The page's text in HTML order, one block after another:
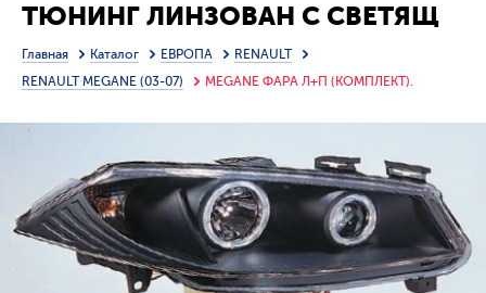
ТЮНИНГ ЛИНЗОВАН С СВЕТЯЩ
ОБОДК +/- П/КОРРЕКТОР
(SONAR) ВНУТРИ ЧЕРН
Главная Каталог ЕВРОПА
RENAULT
RENAULT MEGANE (03-07)
MEGANE ФАРА Л+П (КОМПЛЕКТ).